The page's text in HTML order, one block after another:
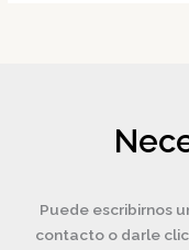
Puede escribirnos
contacto o darle